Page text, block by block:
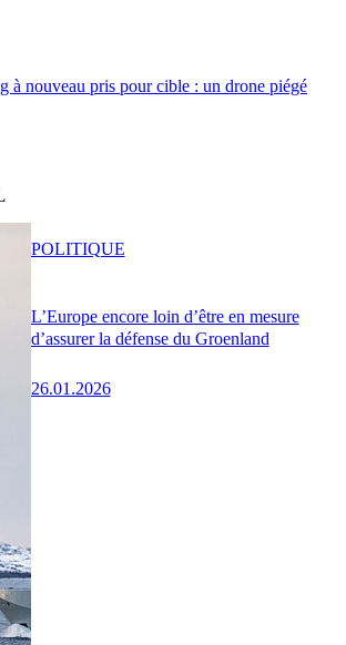
à nouveau pris pour cible : un drone piégé
L’Europe encore loin d’être en mesure
d’assurer la défense du Groenland
26.01.2026
POLITIQUE